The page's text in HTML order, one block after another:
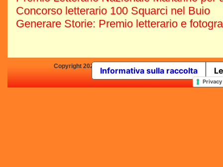
Concorso letterario 100 Squarci nel Buio
Generare Storie: Premio letterario e
Copyright 2025 by Concorsi-Letterari.it - P.IVA
In qualità di Affiliato
Informativa sulla raccolta